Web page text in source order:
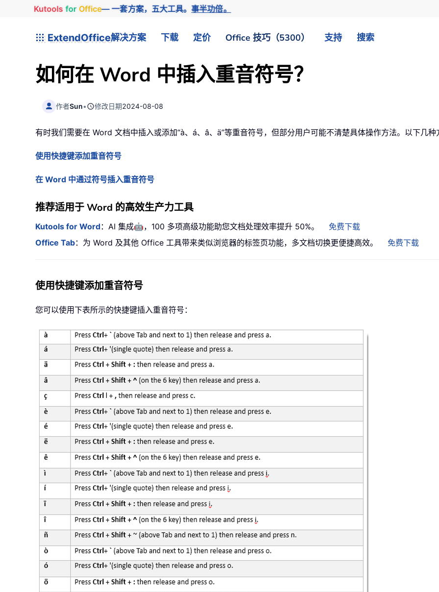
Kutools for Office— 一套方案，五大工具。事半功倍。
ExtendOffice解决方案 下载 定价 Office 技巧（5300） 支持 搜索
如何在 Word 中插入重音符号？
作者Sun• 修改日期2024-08-08
有时我们需要在 Word 文档中插入或添加“à、á、â、ä”等重音符号，但部分用户可能不清楚具体操作方法。以下几种
使用快捷键添加重音符号
在 Word 中通过符号插入重音符号
推荐适用于 Word 的高效生产力工具
Kutools for Word：AI 集成🤖，100 多项高级功能助您文档处理效率提升 50%。
免费下载
Office Tab：为 Word 及其他 Office 工具带来类似浏览器的标签页功能，多文档切换更便捷高效。 免费下载
使用快捷键添加重音符号
您可以使用下表所示的快捷键插入重音符号：